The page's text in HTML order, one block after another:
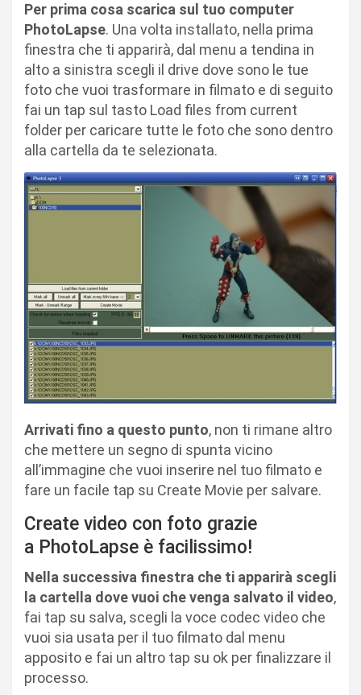
Per prima cosa scarica sul tuo computer
PhotoLapse. Una volta installato, nella prima
finestra che ti apparirà, dal menu a tendina in
alto a sinistra scegli il drive dove sono le tue
foto che vuoi trasformare in filmato e di seguito
fai un tap sul tasto Load files from current
folder per caricare tutte le foto che sono dentro
alla cartella da te selezionata.
Arrivati fino a questo punto, non ti rimane altro
che mettere un segno di spunta vicino
all’immagine che vuoi inserire nel tuo filmato e
fare un facile tap su Create Movie per salvare.
Create video con foto grazie
a PhotoLapse è facilissimo!
Nella successiva finestra che ti apparirà scegli
la cartella dove vuoi che venga salvato il video,
fai tap su salva, scegli la voce codec video che
vuoi sia usata per il tuo filmato dal menu
apposito e fai un altro tap su ok per finalizzare il
processo.